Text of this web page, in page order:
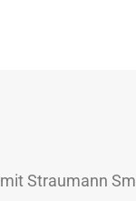
mit Straumann